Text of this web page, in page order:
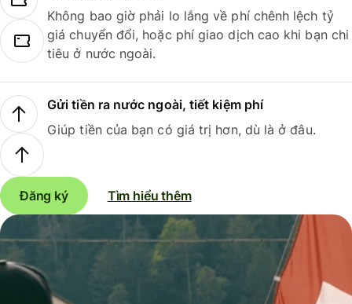
Không bao giờ phải lo lắng về phí chênh lệch tỷ
giá chuyển đổi, hoặc phí giao dịch cao khi bạn chi
tiêu ở nước ngoài.
Gửi tiền ra nước ngoài, tiết kiệm phí
Giúp tiền của bạn có giá trị hơn, dù là ở đâu.
Đăng ký Tìm hiểu thêm